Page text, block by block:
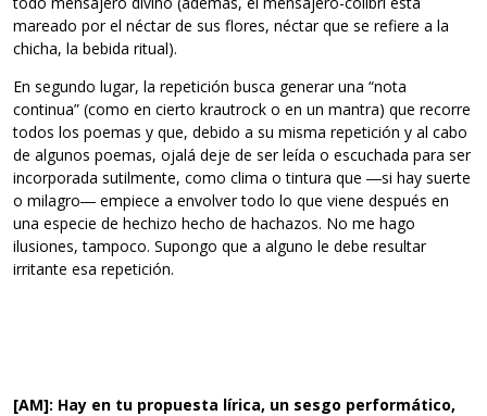
mareado por el néctar de sus flores, néctar que se refiere a la
chicha, la bebida ritual).
En segundo lugar, la repetición busca generar una “nota
continua” (como en cierto krautrock o en un mantra) que recorre
todos los poemas y que, debido a su misma repetición y al cabo
de algunos poemas, ojalá deje de ser leída o escuchada para ser
incorporada sutilmente, como clima o tintura que ―si hay suerte
o milagro― empiece a envolver todo lo que viene después en
una especie de hechizo hecho de hachazos. No me hago
ilusiones, tampoco. Supongo que a alguno le debe resultar
irritante esa repetición.
[AM]: Hay en tu propuesta lírica, un sesgo performático,